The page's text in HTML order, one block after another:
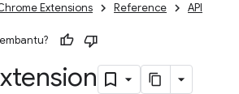
Extensions Reference API